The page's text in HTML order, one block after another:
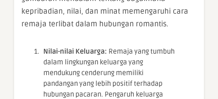
kepribadian, nilai, dan minat memengaruhi cara
remaja terlibat dalam hubungan romantis.
Nilai-nilai Keluarga: Remaja yang tumbuh
dalam lingkungan keluarga yang
mendukung cenderung memiliki
pandangan yang lebih positif terhadap
hubungan pacaran. Pengaruh keluarga